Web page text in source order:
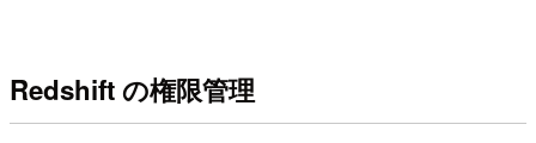
Redshift の権限管理